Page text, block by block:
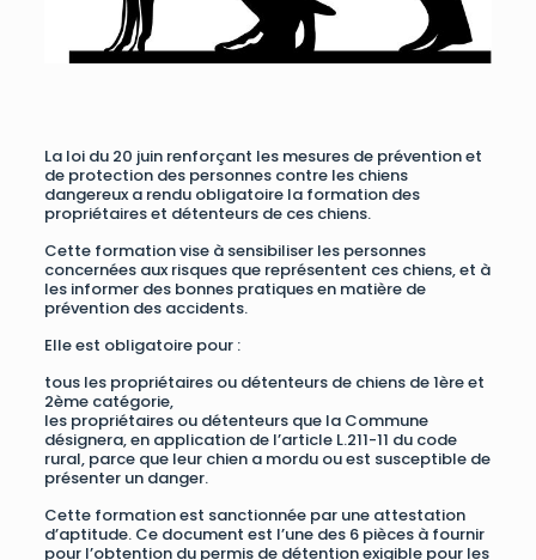
La loi du 20 juin renforçant les mesures de prévention et
de protection des personnes contre les chiens
dangereux a rendu obligatoire la formation des
propriétaires et détenteurs de ces chiens.
Cette formation vise à sensibiliser les personnes
concernées aux risques que représentent ces chiens, et à
les informer des bonnes pratiques en matière de
prévention des accidents.
Elle est obligatoire pour :
tous les propriétaires ou détenteurs de chiens de 1ère et
2ème catégorie,
les propriétaires ou détenteurs que la Commune
désignera, en application de l’article L.211-11 du code
rural, parce que leur chien a mordu ou est susceptible de
présenter un danger.
Cette formation est sanctionnée par une attestation
d’aptitude. Ce document est l’une des 6 pièces à fournir
pour l’obtention du permis de détention exigible pour les